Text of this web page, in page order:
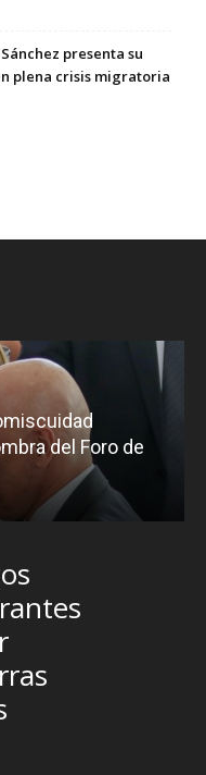
presenta su
plena crisis migratoria
del Foro de